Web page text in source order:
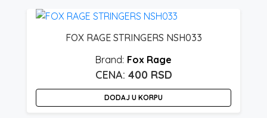
FOX RAGE STRINGERS NSH033
Fox Rage
400 RSD
DODAJ U KORPU